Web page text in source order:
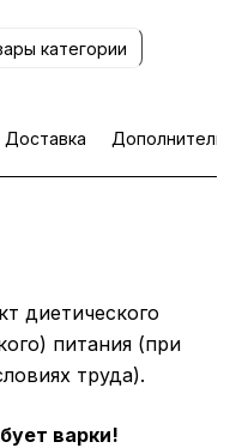
категории
Доставка
диетического
питания (при
труда).
варки!